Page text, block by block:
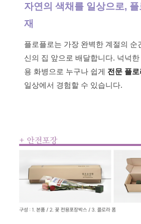
자연의 색채를 일상으로,
재
플로플로는 가장 완벽한 계절의 순
신의 집 앞으로 배달합니다. 넉넉
용 화병으로 누구나 쉽게 전문 플
일상에서 경험할 수 있습니다.